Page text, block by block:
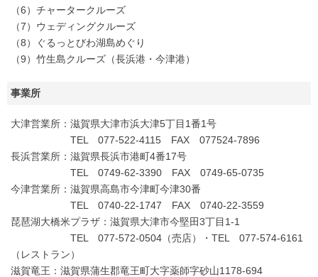
（6）チャータークルーズ
（7）ウェディングクルーズ
（8）ぐるっとびわ湖島めぐり
（9）竹生島クルーズ（長浜港・今津港）
事業所
大津営業所：滋賀県大津市浜大津5丁目1番1号
TEL 077-522-4115 FAX 077524-7896
長浜営業所：滋賀県長浜市港町4番17号
TEL 0749-62-3390 FAX 0749-65-0735
今津営業所：滋賀県高島市今津町今津30番
TEL 0740-22-1747 FAX 0740-22-3559
琵琶湖大橋米プラザ：滋賀県大津市今堅田3丁目1-1
TEL 077-572-0504（売店）・TEL 077-574-6161
（レストラン）
滋賀竜王：滋賀県蒲生郡竜王町大字薬師字砂山1178-694